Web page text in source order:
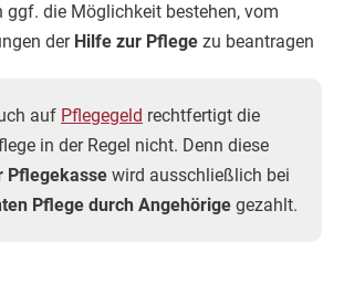
ggf. die Möglichkeit bestehen, vom
der Hilfe zur Pflege zu beantragen
auf Pflegegeld rechtfertigt die
in der Regel nicht. Denn diese
Pflegekasse wird ausschließlich bei
Pflege durch Angehörige gezahlt.